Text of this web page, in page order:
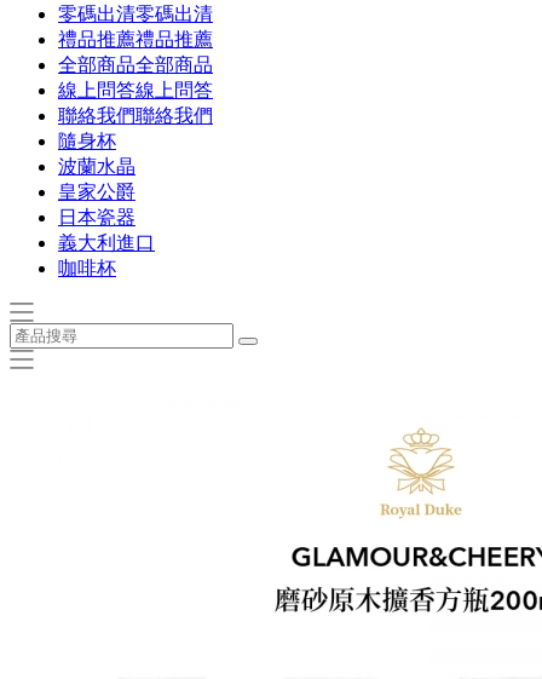
零碼出清零碼出清
禮品推薦禮品推薦
全部商品全部商品
線上問答線上問答
聯絡我們聯絡我們
隨身杯
波蘭水晶
皇家公爵
日本瓷器
義大利進口
咖啡杯